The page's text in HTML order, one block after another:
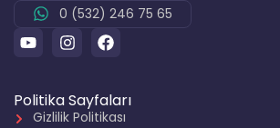
0 (532) 246 75 65
Politika Sayfaları
Gizlilik Politikası